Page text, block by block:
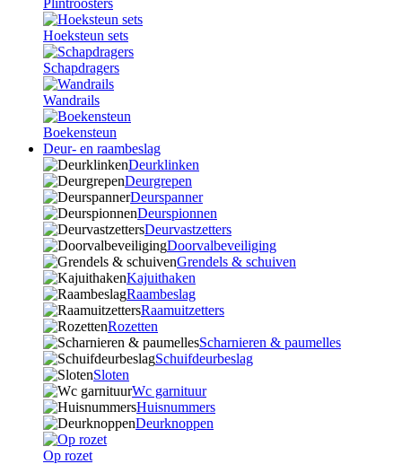
Plintroosters
Hoeksteun sets
Schapdragers
Wandrails
Boekensteun
Deur- en raambeslag
Deurklinken
Deurgrepen
Deurspanner
Deurspionnen
Deurvastzetters
Doorvalbeveiliging
Grendels & schuiven
Kajuithaken
Raambeslag
Raamuitzetters
Rozetten
Scharnieren & paumelles
Schuifdeurbeslag
Sloten
Wc garnituur
Huisnummers
Deurknoppen
Op rozet